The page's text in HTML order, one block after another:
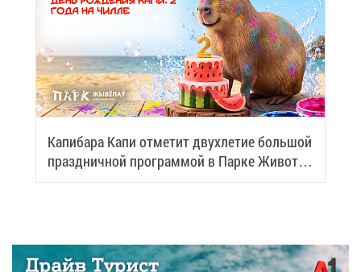
Ка­пи­ба­ра Ка­пи от­ме­тит двух­ле­тие боль­шой
празд­нич­ной про­грам­мой в Пар­ке Жи­вот­
ных